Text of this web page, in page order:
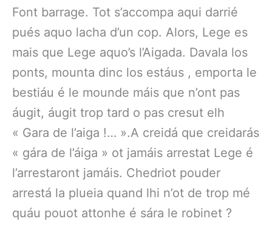
Font barrage. Tot s’accompa aqui darrié
pués aquo lacha d’un cop. Alors, Lege es
mais que Lege aquo’s l’Aigada. Davala los
ponts, mounta dinc los estáus , emporta le
bestiáu é le mounde máis que n’ont pas
áugit, áugit trop tard o pas cresut elh
« Gara de l’aiga !… ».A creidá que creidarás
« gára de l’áiga » ot jamáis arrestat Lege é
l’arrestaront jamáis. Chedriot pouder
arrestá la plueia quand lhi n’ot de trop mé
quáu pouot attonhe é sára le robinet ?